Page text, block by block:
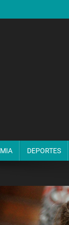
DEPORTES